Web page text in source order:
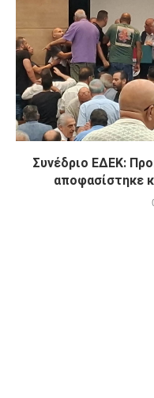
Συνέδριο ΕΔΕΚ:
αποφασίστηκε